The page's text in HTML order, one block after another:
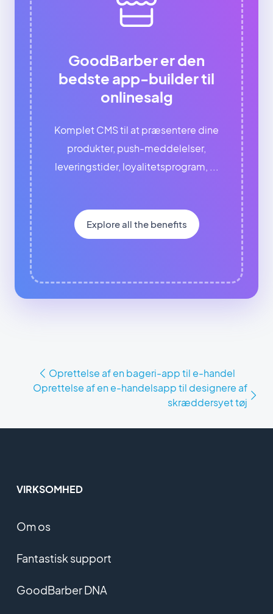
GoodBarber er den
bedste app-builder til
onlinesalg
Komplet CMS til at præsentere dine
produkter, push-meddelelser,
leveringstider, loyalitetsprogram, ...
Explore all the benefits
Oprettelse af en bageri-app til e-handel
Oprettelse af en e-handelsapp til designere af
skræddersyet tøj
VIRKSOMHED
Om os
Fantastisk support
GoodBarber DNA